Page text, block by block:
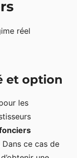
réel
et option
les
Dans ce cas de